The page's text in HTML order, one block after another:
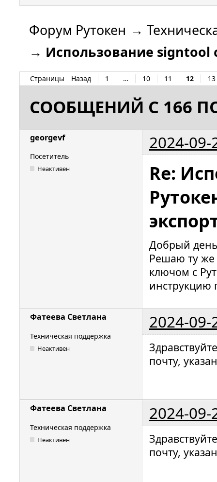
Форум Рутокен →
→ Использование signtool
Страницы Назад 1 … 10 11 12 13
СООБЩЕНИЙ С 166
georgevf 2024-09-
Посетитель
Неактивен
Re:
Добрый
Решаю ту же
ключом с
инструкцию
Фатеева Светлана 2024-09-
Техническая поддержка
Неактивен
почту,
Фатеева Светлана 2024-09-
Техническая поддержка
Неактивен
почту,